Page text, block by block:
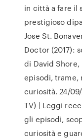
in città a fare il
prestigioso
Jose St.
Doctor (2017):
di David Shore,
episodi, trame,
curiosità. 24/
TV) | Leggi
gli episodi,
curiosità e